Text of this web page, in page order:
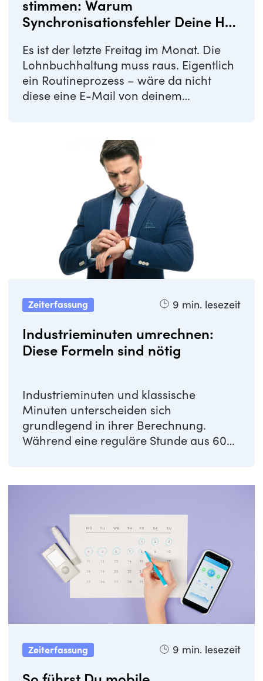
stimmen: Warum
Synchronisationsfehler Deine HR-
Es ist der letzte Freitag im Monat. Die
Lohnbuchhaltung muss raus. Eigentlich
ein Routineprozess – wäre da nicht
diese eine E-Mail von deinem
Zeiterfassung 9 min. lesezeit
Industrieminuten umrechnen:
Diese Formeln sind nötig
Industrieminuten und klassische
Minuten unterscheiden sich
grundlegend in ihrer Berechnung.
Während eine reguläre Stunde aus 60
Zeiterfassung 9 min. lesezeit